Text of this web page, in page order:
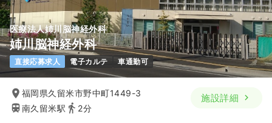
医療法人姉川脳神経外科
姉川脳神経外科
直接応募求人 電子カルテ 車通勤可
福岡県久留米市野中町1449-3
南久留米駅
2分
施設詳細